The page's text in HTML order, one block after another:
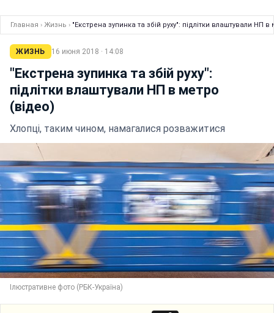
Главная › Жизнь › "Екстрена зупинка та збій руху": підлітки влаштували НП в
ЖИЗНЬ 16 июня 2018 · 14:08
"Екстрена зупинка та збій руху":
підлітки влаштували НП в метро
(відео)
Хлопці, таким чином, намагалися розважитися
Ілюстративне фото (РБК-Україна)